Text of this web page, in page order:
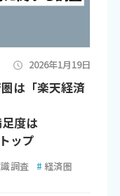
2026年1月19日
は「楽天経済
度は
ップ
調査 # 経済圏